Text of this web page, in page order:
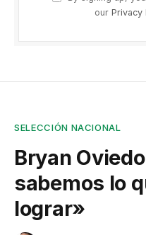
our Privacy
SELECCIÓN NACIONAL
Bryan
sabemos lo
lograr»